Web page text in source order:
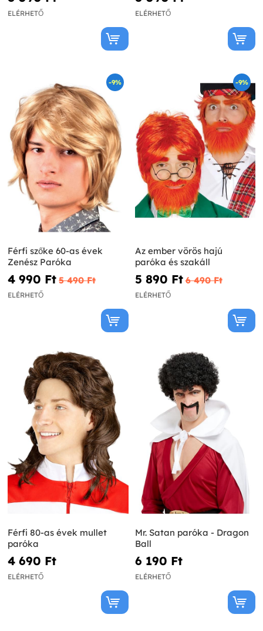
ELÉRHETŐ ELÉRHETŐ
-9%
Férfi szőke 60-as évek
Zenész Paróka
4 990 Ft‎ 5 490 Ft‎
ELÉRHETŐ
-9%
Az ember vörös hajú
paróka és szakáll
5 890 Ft‎ 6 490 Ft‎
ELÉRHETŐ
Férfi 80-as évek mullet
paróka
4 690 Ft‎
ELÉRHETŐ
Mr. Satan paróka - Dragon
Ball
6 190 Ft‎
ELÉRHETŐ